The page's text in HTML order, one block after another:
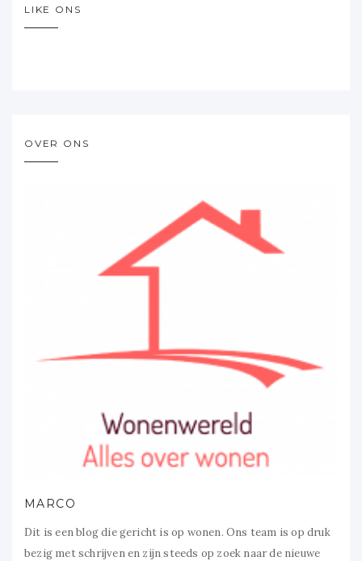
LIKE ONS
OVER ONS
MARCO
Dit is een blog die gericht is op wonen. Ons team is op druk
bezig met schrijven en zijn steeds op zoek naar de nieuwe